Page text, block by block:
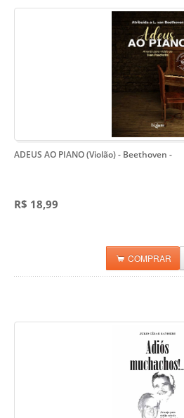
ADEUS AO PIANO (Violão) - Beethoven -
R$ 18,99
COMPRAR